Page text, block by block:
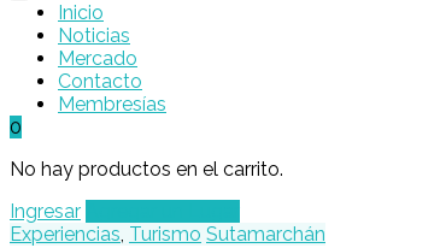
Inicio
Noticias
Mercado
Contacto
Membresías
0
No hay productos en el carrito.
Ingresar
Experiencias, Turismo Sutamarchán